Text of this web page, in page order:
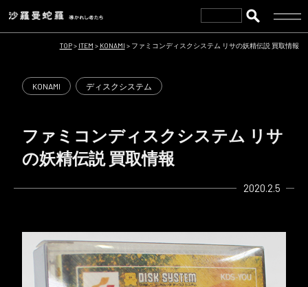
TOP> ITEM > KONAMI > ファミコンディスクシステム リサの妖精伝説 買取情報
KONAMI ディスクシステム
ファミコンディスクシステム リサ
の妖精伝説 買取情報
2020.2.5